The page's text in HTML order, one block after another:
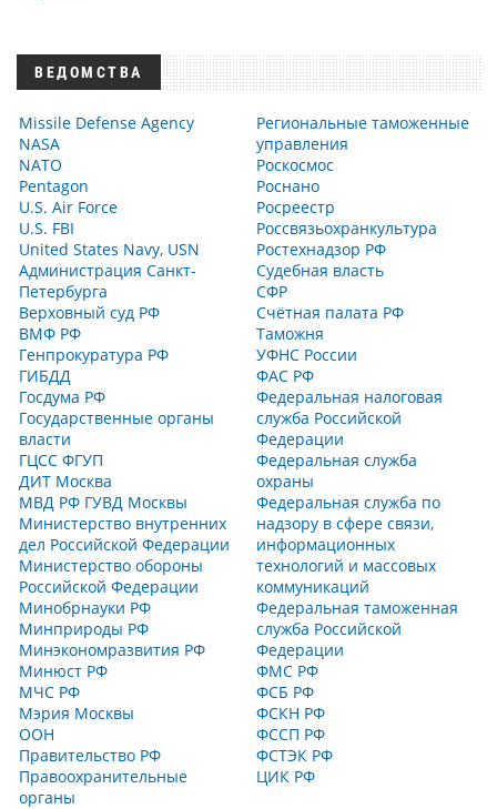
ВЕДОМСТВА
Missile Defense Agency
NASA
NATO
Pentagon
U.S. Air Force
U.S. FBI
United States Navy, USN
Администрация Санкт-
Петербурга
Верховный суд РФ
ВМФ РФ
Генпрокуратура РФ
ГИБДД
Госдума РФ
Государственные органы
власти
ГЦСС ФГУП
ДИТ Москва
МВД РФ ГУВД Москвы
Министерство внутренних
дел Российской Федерации
Министерство обороны
Российской Федерации
Минобрнауки РФ
Минприроды РФ
Минэкономразвития РФ
Минюст РФ
МЧС РФ
Мэрия Москвы
ООН
Правительство РФ
Правоохранительные
органы
Региональные таможенные
управления
Роскосмос
Роснано
Росреестр
Россвязьохранкультура
Ростехнадзор РФ
Судебная власть
СФР
Счётная палата РФ
Таможня
УФНС России
ФАС РФ
Федеральная налоговая
служба Российской
Федерации
Федеральная служба
охраны
Федеральная служба по
надзору в сфере связи,
информационных
технологий и массовых
коммуникаций
Федеральная таможенная
служба Российской
Федерации
ФМС РФ
ФСБ РФ
ФСКН РФ
ФССП РФ
ФСТЭК РФ
ЦИК РФ